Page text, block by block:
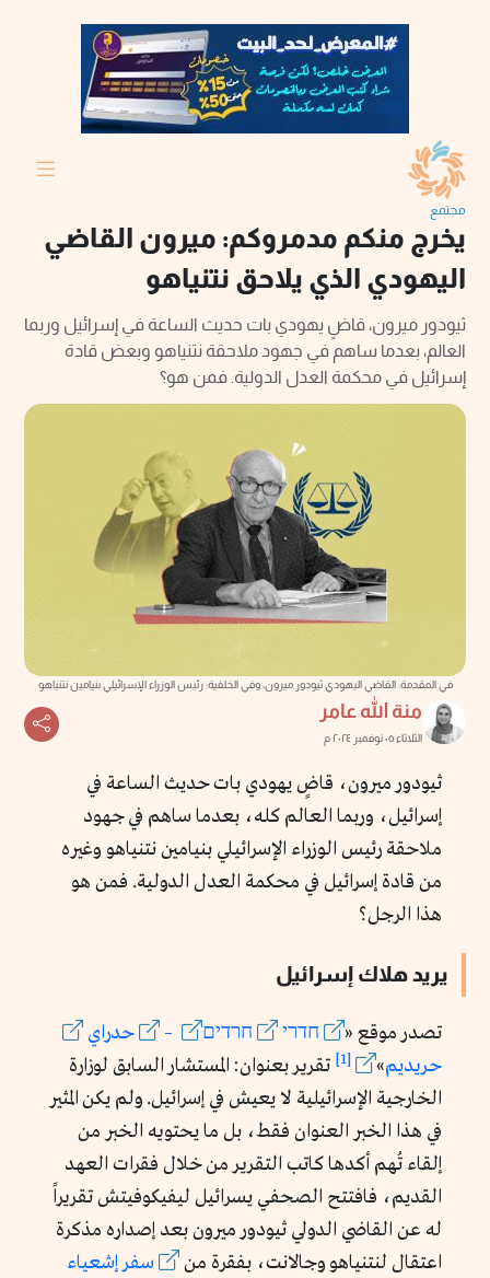
مجتمع
يخرج منكم مدمروكم: ميرون القاضي
اليهودي الذي يلاحق نتنياهو
ثيودور ميرون، قاضٍ يهودي بات حديث الساعة في إسرائيل وربما
العالم، بعدما ساهم في جهود ملاحقة نتنياهو وبعض قادة
إسرائيل في محكمة العدل الدولية. فمن هو؟
في المقدمة: القاضي اليهودي ثيودور ميرون، وفي الخلفية: رئيس الوزراء الإسرائيلي بنيامين نتنياهو
منة الله عامر
الثلاثاء ٠٥ نوفمبر ٢٠٢٤ م
ثيودور ميرون، قاضٍ يهودي بات حديث الساعة في
إسرائيل، وربما العالم كله، بعدما ساهم في جهود
ملاحقة رئيس الوزراء الإسرائيلي بنيامين نتنياهو وغيره
من قادة إسرائيل في محكمة العدل الدولية. فمن هو
هذا الرجل؟
يريد هلاك إسرائيل
تصدر موقع « חדרי חרדים –
حدراي
حريديم»
[1]
تقرير بعنوان: المستشار السابق لوزارة
الخارجية الإسرائيلية لا يعيش في إسرائيل. ولم يكن المثير
في هذا الخبر العنوان فقط، بل ما يحتويه الخبر من
إلقاء تُهم أكدها كاتب التقرير من خلال فقرات العهد
القديم، فافتتح الصحفي يسرائيل ليفيكوفيتش تقريراً
له عن القاضي الدولي ثيودور ميرون بعد إصداره مذكرة
اعتقال لنتنياهو وجالانت، بفقرة من
سفر إشعياء